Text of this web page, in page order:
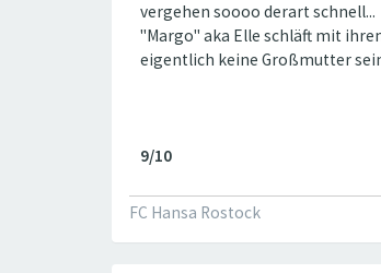
vergehen soooo derart schnell...
"Margo" aka Elle schläft mit
eigentlich keine Großmutter
9/10
FC Hansa Rostock